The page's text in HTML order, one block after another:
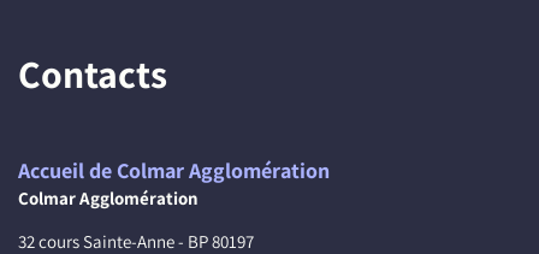
Contacts
Accueil de Colmar Agglomération
Colmar Agglomération
32 cours Sainte-Anne - BP 80197